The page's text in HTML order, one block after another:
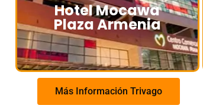
Hotel Mocawa
Plaza Armenia
Más Información Trivago